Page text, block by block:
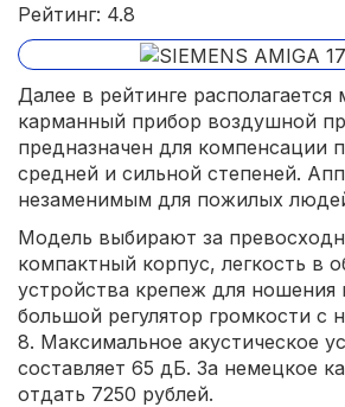
Рейтинг: 4.8
Далее в рейтинге
карманный прибор воздушной
предназначен для компенсации
средней и сильной степеней.
незаменимым для пожилых
Модель выбирают за
компактный корпус, легкость в
устройства крепеж для ношения
большой регулятор громкости с
8. Максимальное акустическое
составляет 65 дБ. За немецкое
отдать 7250 рублей.